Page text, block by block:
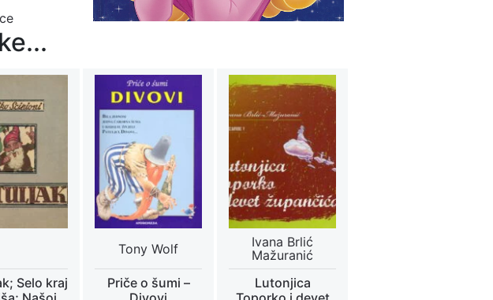
Selo kraj
Tony Wolf
Priče o šumi –
Ivana Brlić
Mažuranić
Lutonjica